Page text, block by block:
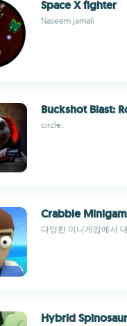
Space X fighter
Naseem jamali
Buckshot Blast:
circle.
Crabbie
다양한 미니게임에서
Hybrid